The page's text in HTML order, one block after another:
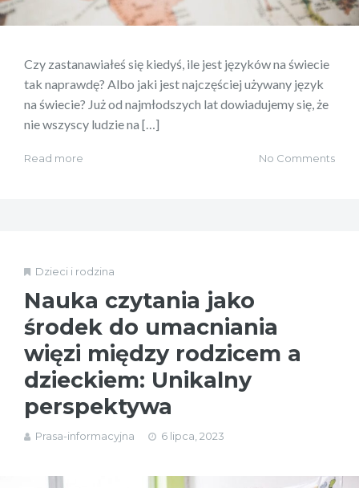
Czy zastanawiałeś się kiedyś, ile jest języków na świecie
tak naprawdę? Albo jaki jest najczęściej używany język
na świecie? Już od najmłodszych lat dowiadujemy się, że
nie wszyscy ludzie na […]
Read more No Comments
Dzieci i rodzina
Nauka czytania jako
środek do umacniania
więzi między rodzicem a
dzieckiem: Unikalny
perspektywa
Prasa-informacyjna 6 lipca, 2023